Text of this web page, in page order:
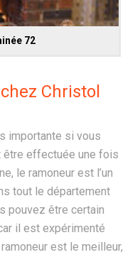
72
Christol
importante si vous
être effectuée une fois
le ramoneur est l’un
tout le département
pouvez être certain
il est expérimenté
est le meilleur,